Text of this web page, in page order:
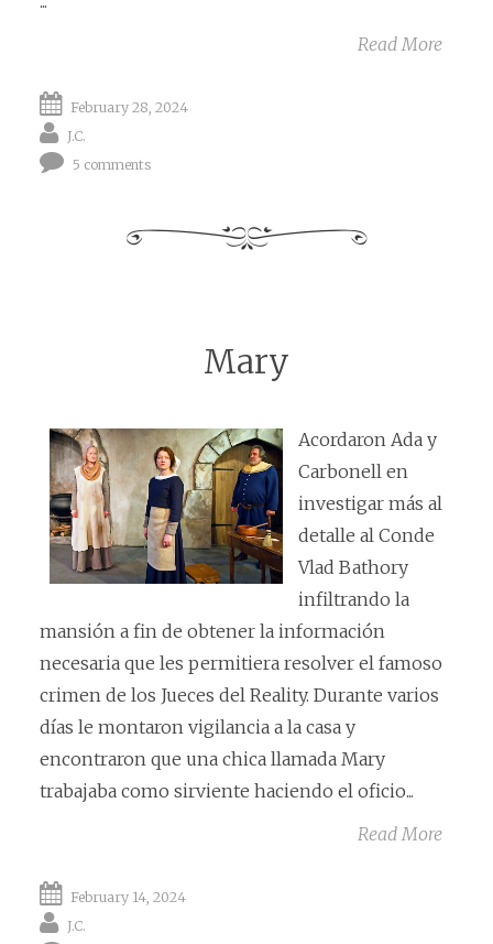
Read More
February 28, 2024
J.C.
5 comments
Mary
Acordaron Ada y
Carbonell en
investigar más al
detalle al Conde
Vlad Bathory
infiltrando la
mansión a fin de obtener la información
necesaria que les permitiera resolver el famoso
crimen de los Jueces del Reality. Durante varios
días le montaron vigilancia a la casa y
encontraron que una chica llamada Mary
trabajaba como sirviente haciendo el oficio...
Read More
February 14, 2024
J.C.